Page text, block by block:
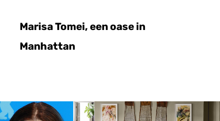
Marisa Tomei, een oase in
Manhattan